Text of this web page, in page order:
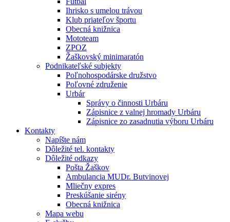
Ihrisko s umelou trávou
Klub priateľov športu
Obecná knižnica
Mototeam
ZPOZ
Žaškovský minimaratón
Podnikateľské subjekty
Poľnohospodárske družstvo
Poľovné združenie
Urbár
Správy o činnosti Urbáru
Zápisnice z valnej hromady Urbáru
Zápisnice zo zasadnutia výboru Urbáru
Kontakty
Napíšte nám
Dôležité tel. kontakty
Dôležité odkazy
Pošta Žaškov
Ambulancia MUDr. Butvinovej
Mliečny expres
Preskúšanie sirény
Obecná knižnica
Mapa webu